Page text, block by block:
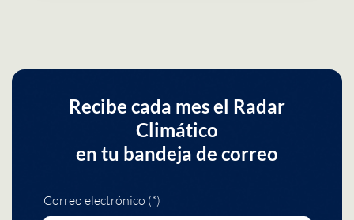
Recibe cada mes el Radar
Climático
en tu bandeja de correo
Correo electrónico (*)